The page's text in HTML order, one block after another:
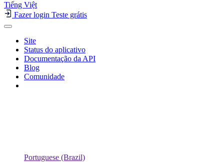
Tiếng Việt
Fazer login Teste grátis
Site
Status do aplicativo
Documentação da API
Blog
Comunidade
Portuguese (Brazil)